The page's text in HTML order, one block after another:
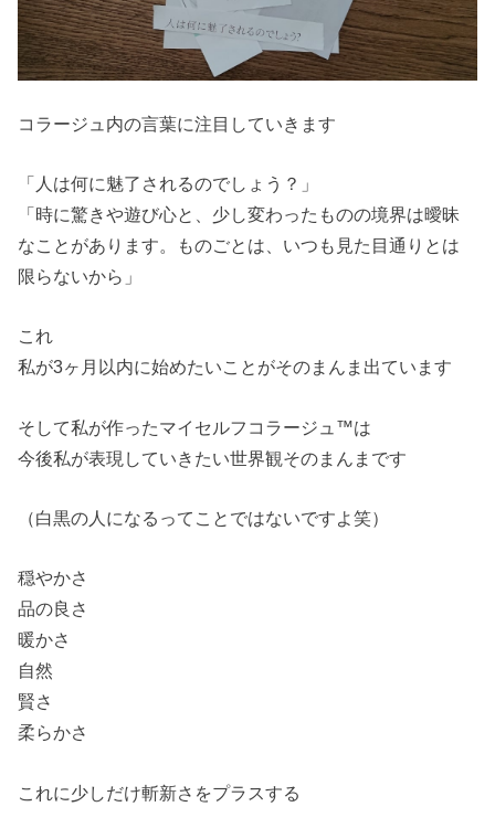
コラージュ内の言葉に注目していきます
「人は何に魅了されるのでしょう？」
「時に驚きや遊び心と、少し変わったものの境界は曖昧
なことがあります。ものごとは、いつも見た目通りとは
限らないから」
これ
私が3ヶ月以内に始めたいことがそのまんま出ています
そして私が作ったマイセルフコラージュ™は
今後私が表現していきたい世界観そのまんまです
（白黒の人になるってことではないですよ笑）
穏やかさ
品の良さ
暖かさ
自然
賢さ
柔らかさ
これに少しだけ斬新さをプラスする